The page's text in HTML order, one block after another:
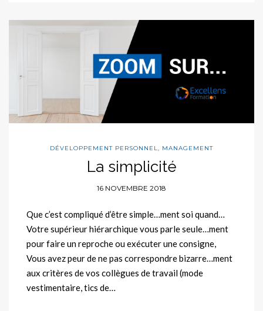
DÉVELOPPEMENT PERSONNEL, MANAGEMENT
La simplicité
16 NOVEMBRE 2018
Que c’est compliqué d’être simple…ment soi quand…
Votre supérieur hiérarchique vous parle seule…ment
pour faire un reproche ou exécuter une consigne,
Vous avez peur de ne pas correspondre bizarre…ment
aux critères de vos collègues de travail (mode
vestimentaire, tics de…